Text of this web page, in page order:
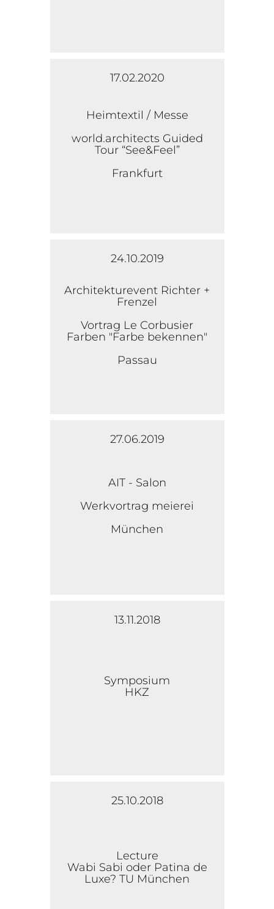
17.02.2020
Heimtextil / Messe
world.architects Guided
Tour “See&Feel”
Frankfurt
24.10.2019
Architekturevent Richter +
Frenzel
Vortrag Le Corbusier
Farben "Farbe bekennen"
Passau
27.06.2019
AIT - Salon
Werkvortrag meierei
München
13.11.2018
Symposium
HKZ
25.10.2018
Lecture
Wabi Sabi oder Patina de
Luxe? TU München